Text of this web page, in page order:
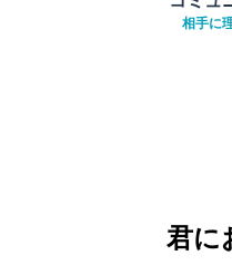
相手に
君に